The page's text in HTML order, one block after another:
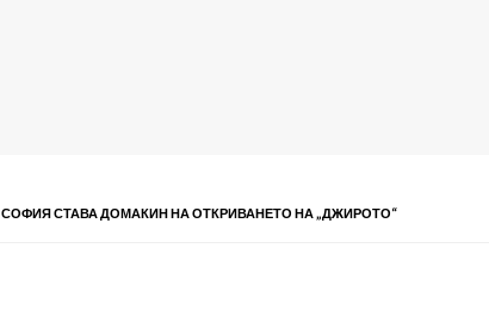
СОФИЯ СТАВА ДОМАКИН НА ОТКРИВАНЕТО НА „ДЖИРОТО“